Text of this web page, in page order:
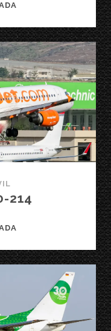
MD-
82
(DC
9-
82)
214
214